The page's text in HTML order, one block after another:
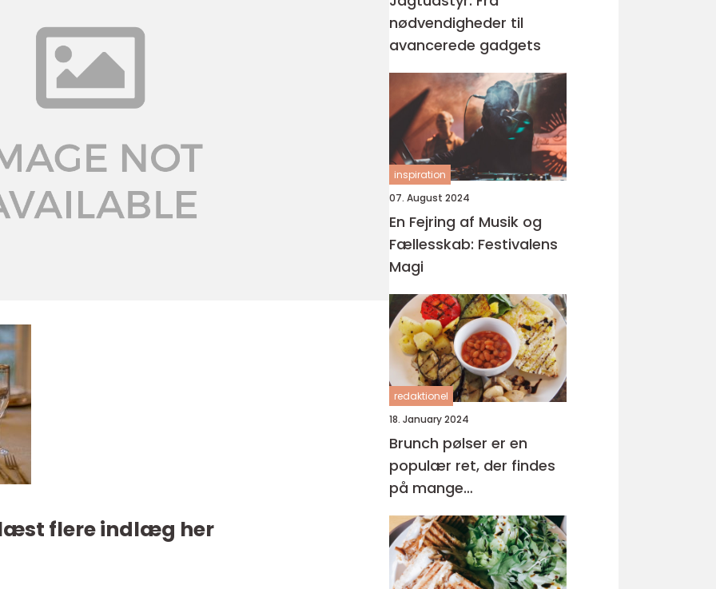
flere indlæg her
nødvendigheder til
avancerede gadgets
inspiration
07. August 2024
En Fejring af Musik og
Fællesskab: Festivalens
Magi
redaktionel
18. January 2024
Brunch pølser er en
populær ret, der findes
på mange
brunchmenuer rundt om
i verden